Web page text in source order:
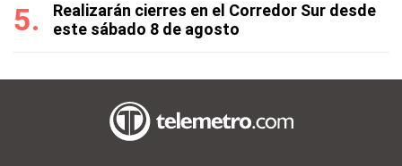
Realizarán cierres en el Corredor Sur desde
este sábado 8 de agosto